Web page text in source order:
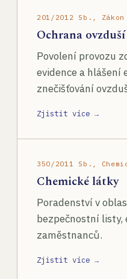
201/2012 Sb.,
Ochrana ovzduší
Povolení provozu
evidence a hlášení
znečišťování
Zjistit více →
350/2011 Sb.,
Chemické látky
Poradenství v
bezpečnostní listy,
zaměstnanců.
Zjistit více →